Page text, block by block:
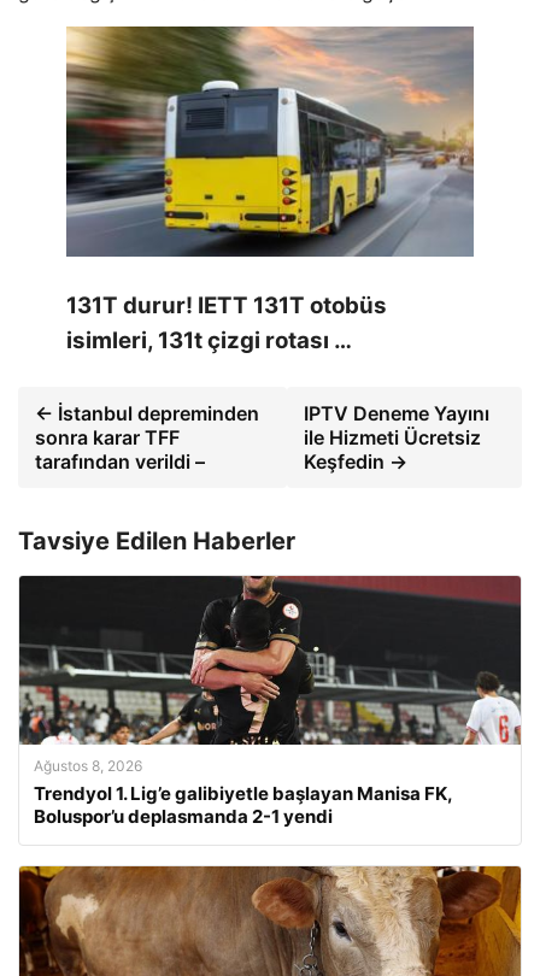
131T durur! IETT 131T otobüs
isimleri, 131t çizgi rotası …
← İstanbul depreminden
sonra karar TFF
tarafından verildi –
IPTV Deneme Yayını
ile Hizmeti Ücretsiz
Keşfedin →
Tavsiye Edilen Haberler
Ağustos 8, 2026
Trendyol 1. Lig’e galibiyetle başlayan Manisa FK,
Boluspor’u deplasmanda 2-1 yendi